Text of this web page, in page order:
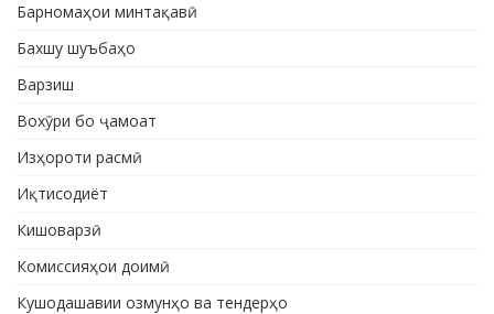
Барномаҳои минтақавӣ
Бахшу шуъбаҳо
Варзиш
Вохӯри бо ҷамоат
Изҳороти расмӣ
Иқтисодиёт
Кишоварзӣ
Комиссияҳои доимӣ
Кушодашавии озмунҳо ва тендерҳо